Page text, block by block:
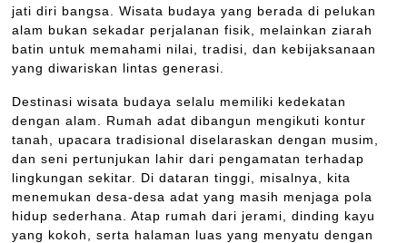
jati diri bangsa. Wisata budaya yang berada di pelukan
alam bukan sekadar perjalanan fisik, melainkan ziarah
batin untuk memahami nilai, tradisi, dan kebijaksanaan
yang diwariskan lintas generasi.
Destinasi wisata budaya selalu memiliki kedekatan
dengan alam. Rumah adat dibangun mengikuti kontur
tanah, upacara tradisional diselaraskan dengan musim,
dan seni pertunjukan lahir dari pengamatan terhadap
lingkungan sekitar. Di dataran tinggi, misalnya, kita
menemukan desa-desa adat yang masih menjaga pola
hidup sederhana. Atap rumah dari jerami, dinding kayu
yang kokoh, serta halaman luas yang menyatu dengan